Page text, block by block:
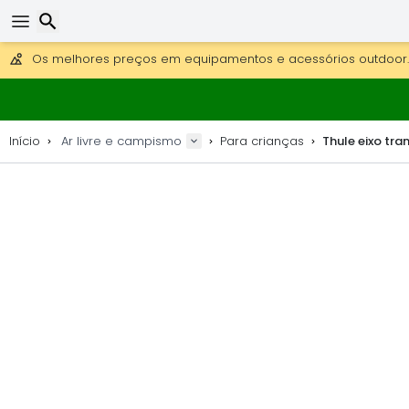
Overnight DHL Express também disponível.
30 dias para devolução, 90 dias para mapas de madeira e
Os melhores preços em equipamentos e acessórios outdoor.
Início Ar livre e campismo Para crianças Thule eixo